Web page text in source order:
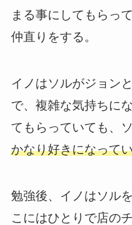
まる事にしてもらっ
仲直りをする。
イノはソルがジョン
で、複雑な気持ちに
てもらっていても、
かなり好きになって
勉強後、イノはソル
こにはひとりで店の